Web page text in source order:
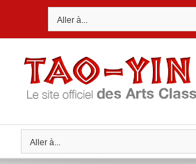
Aller à...
Aller à...